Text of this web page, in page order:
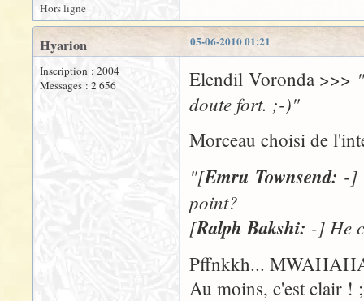
Hors ligne
05-06-2010 01:21
Hyarion
Inscription : 2004
Messages : 2 656
Elendil Voronda >>> "
doute fort. ;-)"
Morceau choisi de
"[Emru Townsend: -]
point?
[Ralph Bakshi: -] He
Pffnkkh...
Au moins, c'est clair !